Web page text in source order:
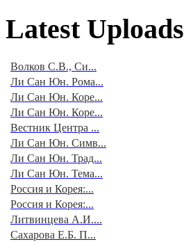
Latest Uploads
Волков С.В., Си...
Ли Сан Юн. Рома...
Ли Сан Юн. Коре...
Ли Сан Юн. Коре...
Вестник Центра ...
Ли Сан Юн. Симв...
Ли Сан Юн. Трад...
Ли Сан Юн. Тема...
Россия и Корея:...
Россия и Корея:...
Литвинцева А.И....
Сахарова Е.Б. П...